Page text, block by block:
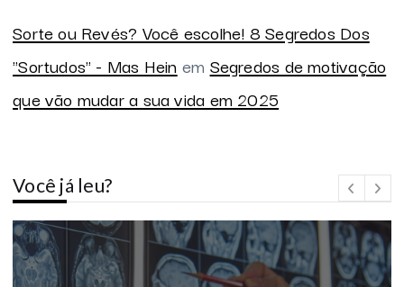
Sorte ou Revés? Você escolhe! 8 Segredos Dos
"Sortudos" - Mas Hein em Segredos de motivação
que vão mudar a sua vida em 2025
Você já leu?